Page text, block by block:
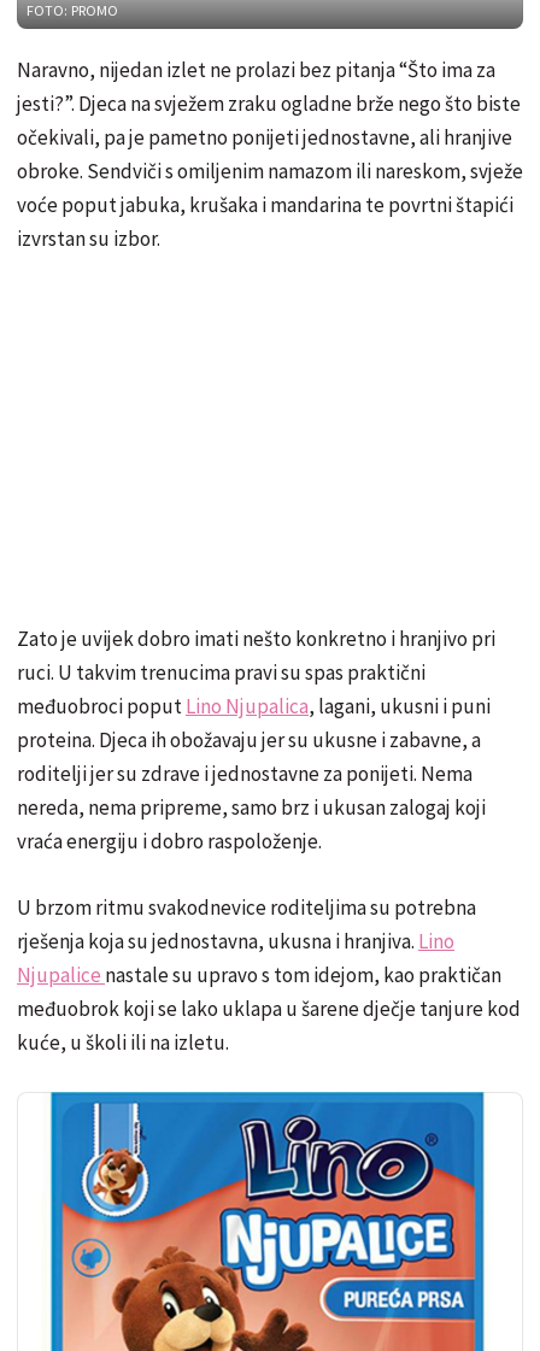
FOTO: PROMO
Naravno, nijedan izlet ne prolazi bez pitanja “Što ima za
jesti?”. Djeca na svježem zraku ogladne brže nego što biste
očekivali, pa je pametno ponijeti jednostavne, ali hranjive
obroke. Sendviči s omiljenim namazom ili nareskom, svježe
voće poput jabuka, krušaka i mandarina te povrtni štapići
izvrstan su izbor.
Zato je uvijek dobro imati nešto konkretno i hranjivo pri
ruci. U takvim trenucima pravi su spas praktični
međuobroci poputLino Njupalica, lagani, ukusni i puni
proteina. Djeca ih obožavaju jer su ukusne i zabavne, a
roditelji jer su zdrave i jednostavne za ponijeti. Nema
nereda, nema pripreme, samo brz i ukusan zalogaj koji
vraća energiju i dobro raspoloženje.
U brzom ritmu svakodnevice roditeljima su potrebna
rješenja koja su jednostavna, ukusna i hranjiva. Lino
Njupalice nastale su upravo s tom idejom, kao praktičan
međuobrok koji se lako uklapa u šarene dječje tanjure kod
kuće, u školi ili na izletu.